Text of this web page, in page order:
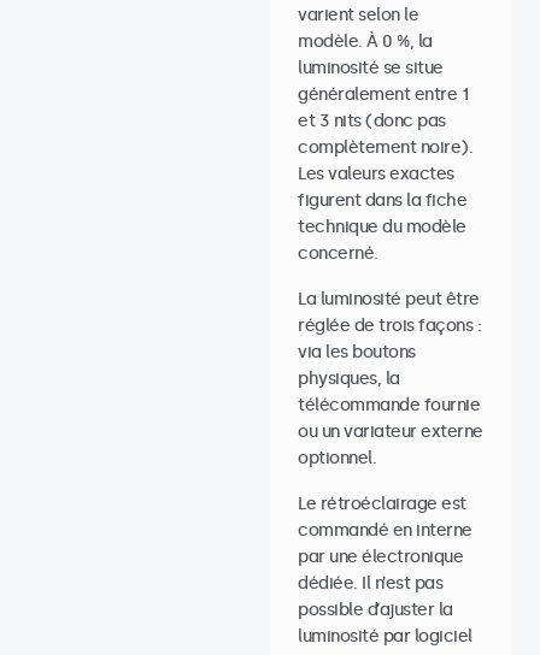
varient selon le
modèle. À 0 %, la
luminosité se situe
généralement entre 1
et 3 nits (donc pas
complètement noire).
Les valeurs exactes
figurent dans la fiche
technique du modèle
concerné.
La luminosité peut être
réglée de trois façons :
via les boutons
physiques, la
télécommande fournie
ou un variateur externe
optionnel.
Le rétroéclairage est
commandé en interne
par une électronique
dédiée. Il n’est pas
possible d’ajuster la
luminosité par logiciel